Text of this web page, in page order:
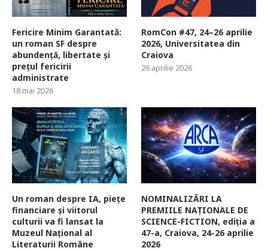
Fericire Minim Garantată:
un roman SF despre
abundență, libertate și
prețul fericirii
administrate
18 mai 2026
RomCon #47, 24–26 aprilie
2026, Universitatea din
Craiova
26 aprilie 2026
Un roman despre IA, piețe
financiare și viitorul
culturii va fi lansat la
Muzeul Național al
Literaturii Române
NOMINALIZĂRI LA
PREMIILE NAȚIONALE DE
SCIENCE-FICTION, ediția a
47-a, Craiova, 24-26 aprilie
2026